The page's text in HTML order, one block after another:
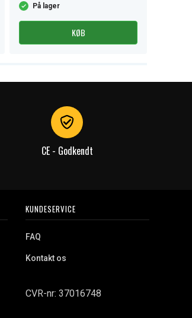
På lager
KØB
CE - Godkendt
KUNDESERVICE
FAQ
Kontakt os
CVR-nr: 37016748